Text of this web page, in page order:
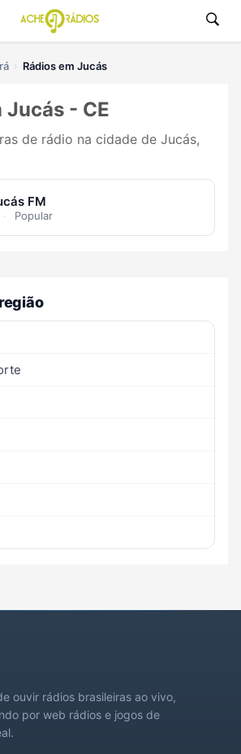
Rádios em Jucás
Jucás - CE
de rádio na cidade de Jucás,
FM
· Popular
ouvir rádios brasileiras ao vivo,
por web rádios e jogos de